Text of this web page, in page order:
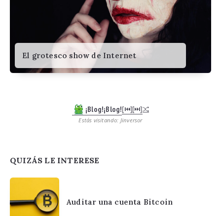
El grotesco show de Internet
¡Blog!¡Blog![⏮︎][⏭︎]
Estás visitando: Jinversor
QUIZÁS LE INTERESE
Auditar una cuenta Bitcoin